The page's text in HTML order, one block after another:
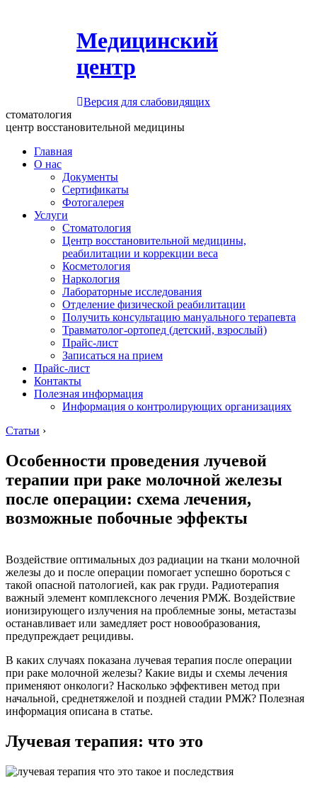
Медицинский
центр
Версия для слабовидящих
стоматология
центр восстановительной медицины
Главная
О нас
Документы
Сертификаты
Фотогалерея
Услуги
Стоматология
Центр восстановительной медицины,
реабилитации и коррекции веса
Косметология
Наркология
Лабораторные исследования
Отделение физической реабилитации
Получить консультацию мануального терапевта
Травматолог-ортопед (детский, взрослый)
Прайс-лист
Записаться на прием
Прайс-лист
Контакты
Полезная информация
Информация о контролирующих организациях
Статьи ›
Особенности проведения лучевой
терапии при раке молочной железы
после операции: схема лечения,
возможные побочные эффекты
Воздействие оптимальных доз радиации на ткани молочной
железы до и после операции помогает успешно бороться с
такой опасной патологией, как рак груди. Радиотерапия
важный элемент комплексного лечения РМЖ. Воздействие
ионизирующего излучения на проблемные зоны, метастазы
останавливает или замедляет рост новообразования,
предупреждает рецидивы.
В каких случаях показана лучевая терапия после операции
при раке молочной железы? Какие виды и схемы лечения
применяют онкологи? Насколько эффективен метод при
начальной, среднетяжелой и поздней стадии РМЖ? Полезная
информация описана в статье.
Лучевая терапия: что это